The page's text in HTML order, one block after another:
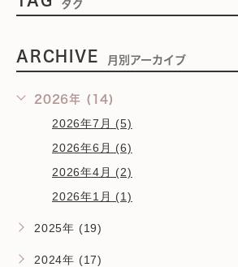
タグ
ARCHIVE 月別アーカイブ
2026年 (14)
2026年7月 (5)
2026年6月 (6)
2026年4月 (2)
2026年1月 (1)
2025年 (19)
2024年 (17)